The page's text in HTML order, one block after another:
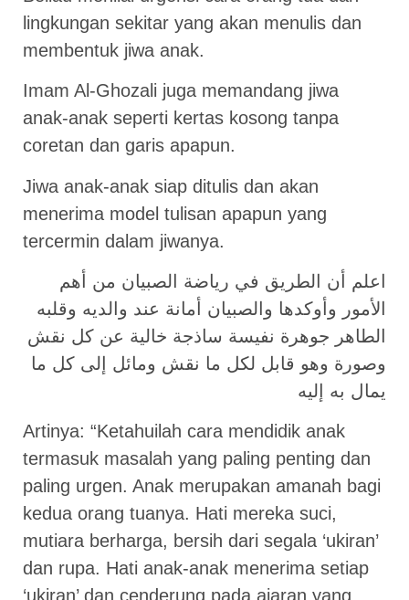
lingkungan sekitar yang akan menulis dan
membentuk jiwa anak.
Imam Al-Ghozali juga memandang jiwa
anak-anak seperti kertas kosong tanpa
coretan dan garis apapun.
Jiwa anak-anak siap ditulis dan akan
menerima model tulisan apapun yang
tercermin dalam jiwanya.
اعلم أن الطريق في رياضة الصبيان من أهم
الأمور وأوكدها والصبيان أمانة عند والديه وقلبه
الطاهر جوهرة نفيسة ساذجة خالية عن كل نقش
وصورة وهو قابل لكل ما نقش ومائل إلى كل ما
يمال به إليه
Artinya: “Ketahuilah cara mendidik anak
termasuk masalah yang paling penting dan
paling urgen. Anak merupakan amanah bagi
kedua orang tuanya. Hati mereka suci,
mutiara berharga, bersih dari segala ‘ukiran’
dan rupa. Hati anak-anak menerima setiap
‘ukiran’ dan cenderung pada ajaran yang